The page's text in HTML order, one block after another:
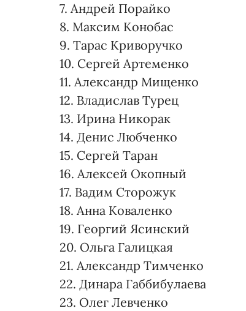
7. Андрей Порайко
8. Максим Конобас
9. Тарас Криворучко
10. Сергей Артеменко
11. Александр Мищенко
12. Владислав Турец
13. Ирина Никорак
14. Денис Любченко
15. Сергей Таран
16. Алексей Окопный
17. Вадим Сторожук
18. Анна Коваленко
19. Георгий Ясинский
20. Ольга Галицкая
21. Александр Тимченко
22. Динара Габбибулаева
23. Олег Левченко